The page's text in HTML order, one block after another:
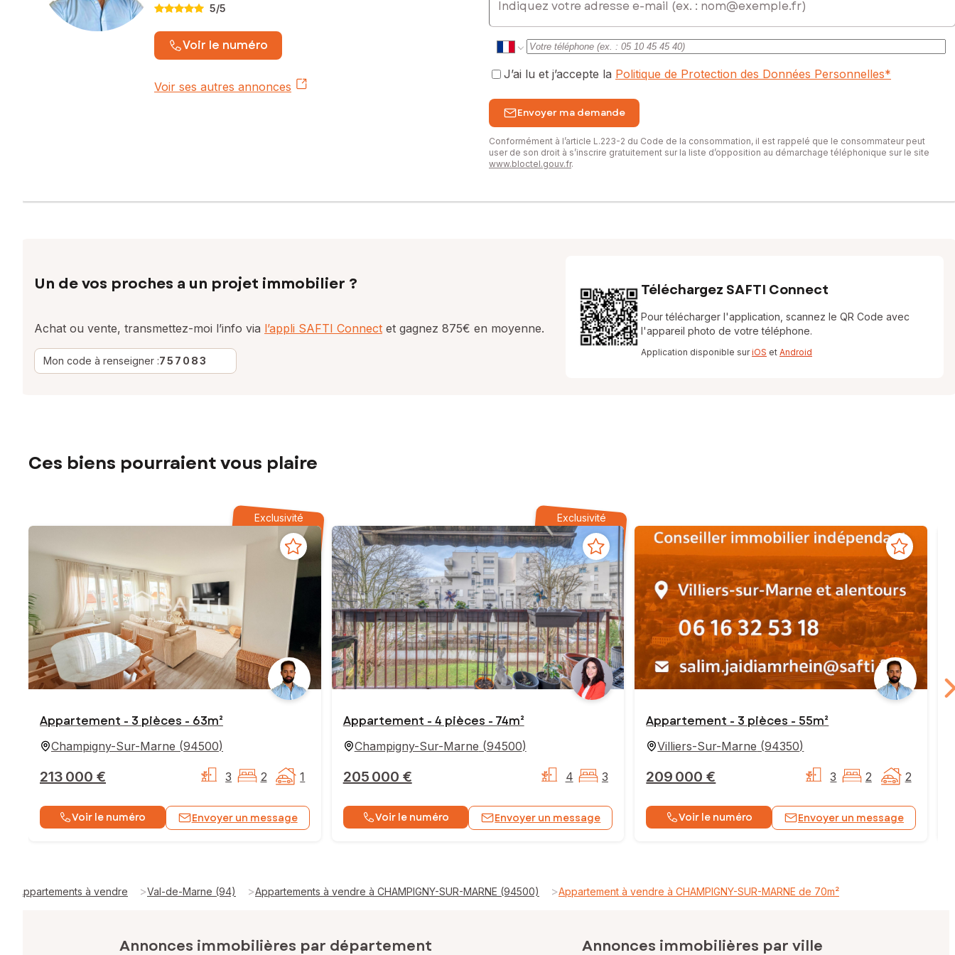
5/5
Voir le numéro
Voir ses autres annonces
J’ai lu et j’accepte la Politique de Protection des Données Personnelles*
Envoyer ma demande
Conformément à l’article L.223-2 du Code de la consommation, il est rappelé que le consommateur peut
user de son droit à s’inscrire gratuitement sur la liste d’opposition au démarchage téléphonique sur le site
www.bloctel.gouv.fr.
Un de vos proches a un projet immobilier ?
Achat ou vente, transmettez-moi l’info via l’appli SAFTI Connect et gagnez 875€ en moyenne.
Mon code à renseigner :757083
Téléchargez SAFTI Connect
Pour télécharger l'application, scannez le QR Code avec
l'appareil photo de votre téléphone.
Application disponible suriOS et Android
Ces biens pourraient vous plaire
Exclusivité
Appartement - 3 pièces - 63m²
Champigny-Sur-Marne (94500)
213 000 € 3 2 1
Voir le numéro Envoyer un message
Exclusivité
Appartement - 4 pièces - 74m²
Champigny-Sur-Marne (94500)
205 000 € 4 3
Voir le numéro Envoyer un message
Appartement - 3 pièces - 55m²
Villiers-Sur-Marne (94350)
209 000 € 3 2 2
Voir le numéro Envoyer un message
Appartements à vendre >Val-de-Marne (94) >Appartements à vendre à CHAMPIGNY-SUR-MARNE (94500) >Appartement à vendre à CHAMPIGNY-SUR-MARNE de 70m²
Annonces immobilières par département Annonces immobilières par ville